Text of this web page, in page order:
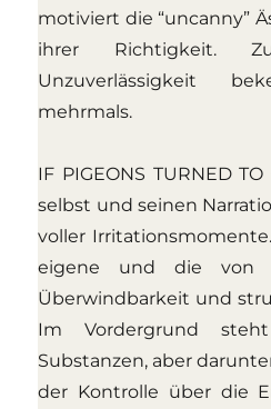
motiviert die “uncanny”
ihrer Richtigkeit.
Unzuverlässigkeit
mehrmals.
IF PIGEONS TURNED
selbst und seinen
voller
eigene und die von
Überwindbarkeit und
Im Vordergrund
Substanzen, aber
der Kontrolle über die